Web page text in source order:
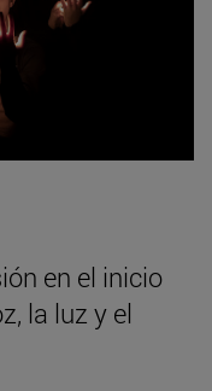
en el inicio
la luz y el